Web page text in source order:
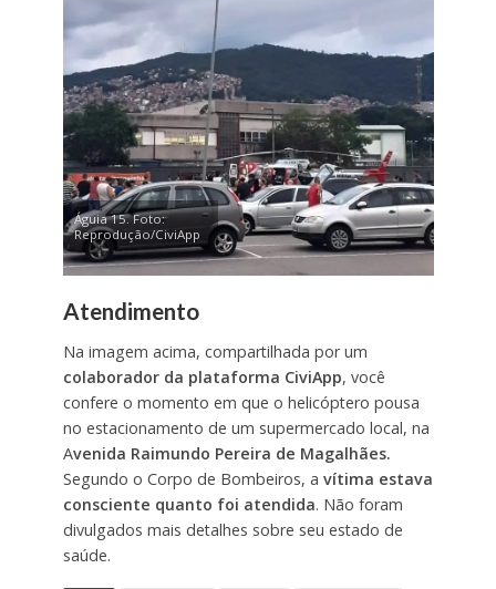
Águia 15. Foto:
Reprodução/CiviApp
Atendimento
Na imagem acima, compartilhada por um
colaborador da plataforma CiviApp, você
confere o momento em que o helicóptero pousa
no estacionamento de um supermercado local, na
Avenida Raimundo Pereira de Magalhães.
Segundo o Corpo de Bombeiros, a vítima estava
consciente quanto foi atendida. Não foram
divulgados mais detalhes sobre seu estado de
saúde.